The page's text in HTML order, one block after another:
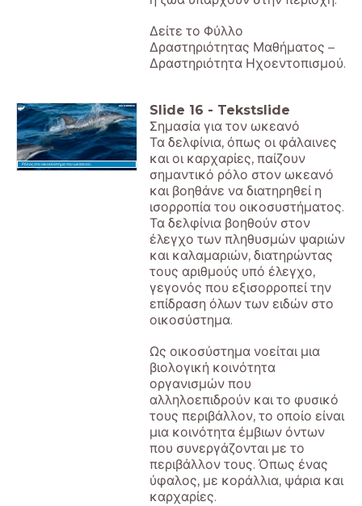
Δείτε το Φύλλο
Δραστηριότητας Μαθήματος –
Δραστηριότητα Ηχοεντοπισμού.
Ρόλος στο οικοσύστημα του ωκεανού.
Slide 16 - Tekstslide
Σημασία για τον ωκεανό
Τα δελφίνια, όπως οι φάλαινες
και οι καρχαρίες, παίζουν
σημαντικό ρόλο στον ωκεανό
και βοηθάνε να διατηρηθεί η
ισορροπία του οικοσυστήματος.
Τα δελφίνια βοηθούν στον
έλεγχο των πληθυσμών ψαριών
και καλαμαριών, διατηρώντας
τους αριθμούς υπό έλεγχο,
γεγονός που εξισορροπεί την
επίδραση όλων των ειδών στο
οικοσύστημα.
Ως οικοσύστημα νοείται μια
βιολογική κοινότητα
οργανισμών που
αλληλοεπιδρούν και το φυσικό
τους περιβάλλον, το οποίο είναι
μια κοινότητα έμβιων όντων
που συνεργάζονται με το
περιβάλλον τους. Όπως ένας
ύφαλος, με κοράλλια, ψάρια και
καρχαρίες.